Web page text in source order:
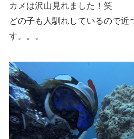
カメは沢山見れました！笑
どの子も人馴れしているので近
す。。。